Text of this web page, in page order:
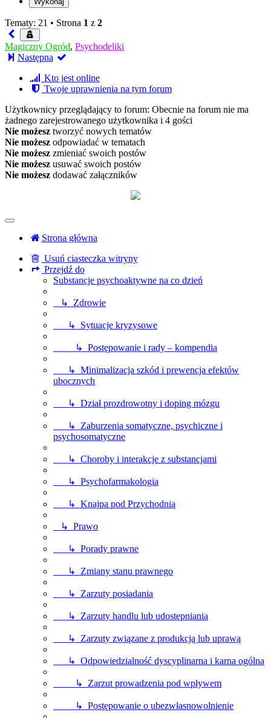
Tematy: 21 • Strona 1 z 2
Magiczny Ogród, Psychodeliki
Następna
Kto jest online
Twoje uprawnienia na tym forum
Użytkownicy przeglądający to forum: Obecnie na forum nie ma
żadnego zarejestrowanego użytkownika i 4 gości
Nie możesz tworzyć nowych tematów
Nie możesz odpowiadać w tematach
Nie możesz zmieniać swoich postów
Nie możesz usuwać swoich postów
Nie możesz dodawać załączników
Strona główna
Usuń ciasteczka witryny
Przejdź do
Substancje psychoaktywne na co dzień
↳ Zdrowie
↳ Sytuacje kryzysowe
↳ Postępowanie i rady – kompendia
↳ Minimalizacja szkód i prewencja efektów
ubocznych
↳ Dział prozdrowotny i doping mózgu
↳ Zaburzenia somatyczne, psychiczne i
psychosomatyczne
↳ Choroby i interakcje z substancjami
↳ Psychofarmakologia
↳ Knajpa pod Przychodnią
↳ Prawo
↳ Porady prawne
↳ Zmiany stanu prawnego
↳ Zarzuty posiadania
↳ Zarzuty handlu lub udostępniania
↳ Zarzuty związane z produkcją lub uprawą
↳ Odpowiedzialność dyscyplinarna i karna ogólna
↳ Zarzut prowadzenia pod wpływem
↳ Postępowanie o ubezwłasnowolnienie